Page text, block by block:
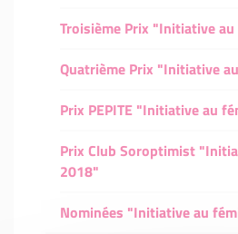
Troisième Prix "Initiative
Quatrième Prix "Initiative
Prix PEPITE "Initiative au
Prix Club Soroptimist
2018"
Nominées "Initiative au